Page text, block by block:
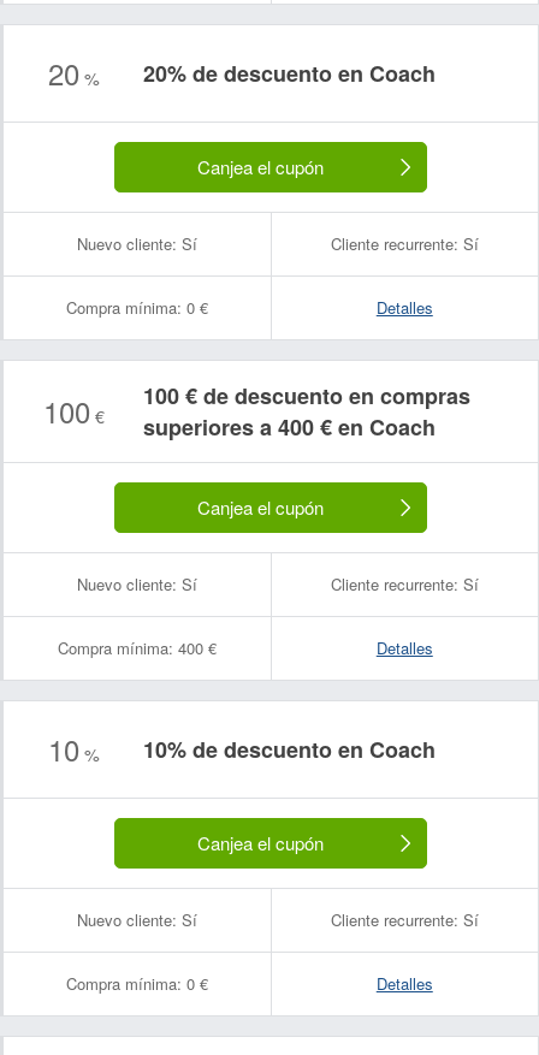
20 % 20% de descuento en Coach
Canjea el cupón
Nuevo cliente: Sí Cliente recurrente: Sí
Compra mínima: 0 € Detalles
100 €
100 € de descuento en compras
superiores a 400 € en Coach
Canjea el cupón
Nuevo cliente: Sí Cliente recurrente: Sí
Compra mínima: 400 € Detalles
10 % 10% de descuento en Coach
Canjea el cupón
Nuevo cliente: Sí Cliente recurrente: Sí
Compra mínima: 0 € Detalles